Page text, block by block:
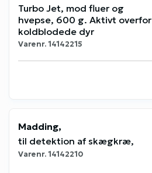
Turbo Jet, mod fluer og
hvepse, 600 g. Aktivt overfor
koldblodede dyr
Varenr.14142215
Madding,
til detektion af skægkræ,
Varenr.14142210